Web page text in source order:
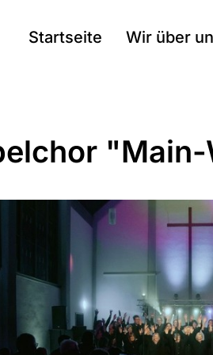
Startseite Wir über